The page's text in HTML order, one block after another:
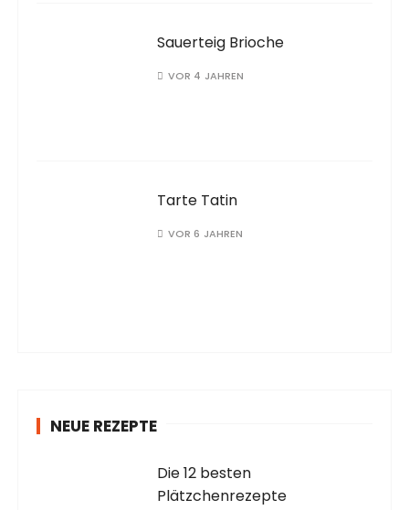
Sauerteig Brioche
VOR 4 JAHREN
Tarte Tatin
VOR 6 JAHREN
NEUE REZEPTE
Die 12 besten
Plätzchenrezepte